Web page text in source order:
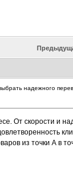
надежного
От скорости и
из точки А в